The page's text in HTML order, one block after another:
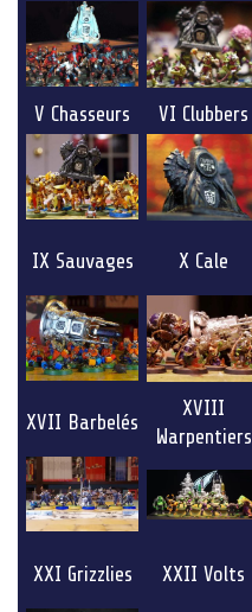
V Chasseurs VI Clubbers
IX Sauvages X Cale
XVII Barbelés
XVIII
Warpentiers
XXI Grizzlies XXII Volts